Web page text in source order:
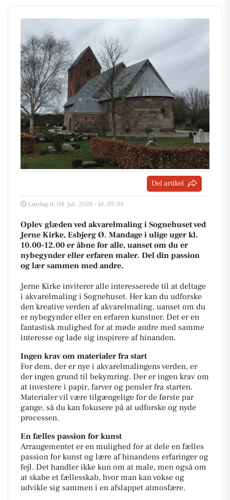
Del artikel
Lørdag d. 04. jul. 2026 - kl. 07:05
Oplev glæden ved akvarelmaling i Sognehuset ved
Jerne Kirke, Esbjerg Ø. Mandage i ulige uger kl.
10.00-12.00 er åbne for alle, uanset om du er
nybegynder eller erfaren maler. Del din passion
og lær sammen med andre.
Jerne Kirke inviterer alle interesserede til at deltage
i akvarelmaling i Sognehuset. Her kan du udforske
den kreative verden af akvarelmaling, uanset om du
er nybegynder eller en erfaren kunstner. Det er en
fantastisk mulighed for at møde andre med samme
interesse og lade sig inspirere af hinanden.
Ingen krav om materialer fra start
For dem, der er nye i akvarelmalingens verden, er
der ingen grund til bekymring. Der er ingen krav om
at investere i papir, farver og pensler fra starten.
Materialer vil være tilgængelige for de første par
gange, så du kan fokusere på at udforske og nyde
processen.
En fælles passion for kunst
Arrangementet er en mulighed for at dele en fælles
passion for kunst og lære af hinandens erfaringer og
fejl. Det handler ikke kun om at male, men også om
at skabe et fællesskab, hvor man kan vokse og
udvikle sig sammen i en afslappet atmosfære.